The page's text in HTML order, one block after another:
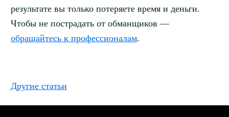
результате вы только потеряете время и деньги.
Чтобы не пострадать от обманщиков —
обращайтесь к профессионалам.
Другие статьи